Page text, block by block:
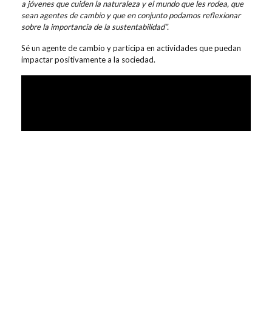
a jóvenes que cuiden la naturaleza y el mundo que les rodea, que
sean agentes de cambio y que en conjunto podamos reflexionar
sobre la importancia de la sustentabilidad”.
Sé un agente de cambio y participa en actividades que puedan
impactar positivamente a la sociedad.